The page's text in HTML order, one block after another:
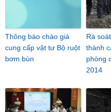
Thông báo chào giá
cung cấp vật tư Bộ ruột
bơm bùn
Rà
thành
phòng
2014